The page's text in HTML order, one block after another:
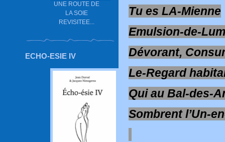
UNE ROUTE DE
LA SOIE
REVISITEE...
ECHO-ESIE IV
Tu es LA-Mienne
Emulsion-de-
Dévorant,
Le-Regard
Qui au Bal-des-
Sombrent l’Un-